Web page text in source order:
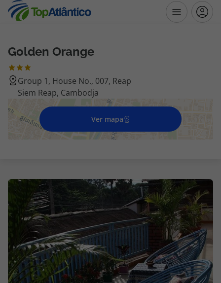
Destinos
Voos
Hotéis
Voos + Hotel
Disneyland ® Paris
Escapadinhas
Cruzeiros
Promoções
Golden Orange
Group 1, House No., 007, Reap
Siem Reap, Cambodja
Ver mapa